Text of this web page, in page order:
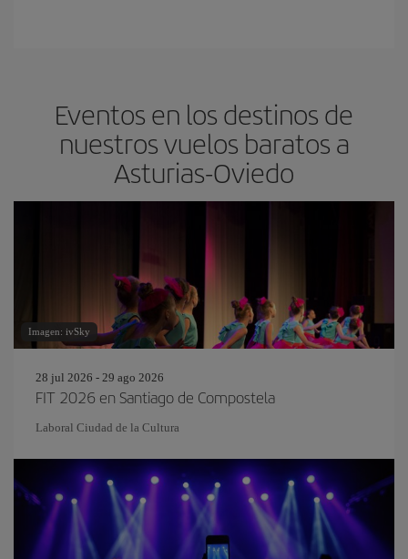
Eventos en los destinos de
nuestros vuelos baratos a
Asturias-Oviedo
Imagen: ivSky
28 jul 2026 - 29 ago 2026
FIT 2026 en Santiago de Compostela
Laboral Ciudad de la Cultura